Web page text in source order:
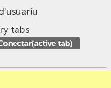
tabs
(active tab)